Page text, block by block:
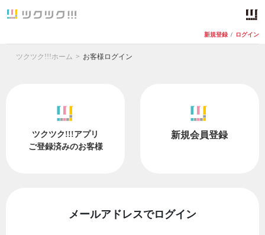
新規登録 / ログイン
ツクツク!!!ホーム お客様ログイン
ツクツク!!!アプリ
ご登録済みのお客様
新規会員登録
メールアドレスでログイン